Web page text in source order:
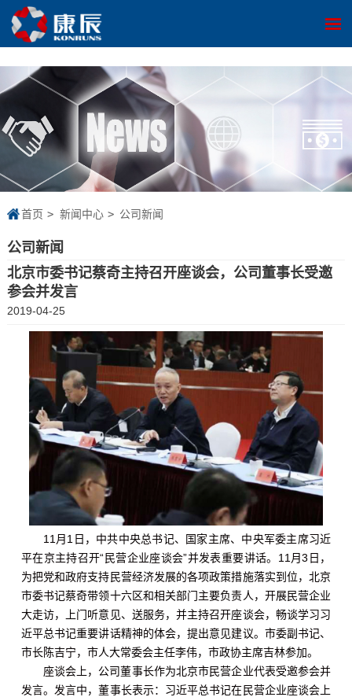
千赢国际·(中国区)有限公司官网
首页 新闻中心 公司新闻
公司新闻
北京市委书记蔡奇主持召开座谈会，公司董事长受邀
参会并发言
2019-04-25
11月1日，中共中央总书记、国家主席、中央军委主席习近
平在京主持召开“民营企业座谈会”并发表重要讲话。11月3日，
为把党和政府支持民营经济发展的各项政策措施落实到位，北京
市委书记蔡奇带领十六区和相关部门主要负责人，开展民营企业
大走访，上门听意见、送服务，并主持召开座谈会，畅谈学习习
近平总书记重要讲话精神的体会，提出意见建议。市委副书记、
市长陈吉宁，市人大常委会主任李伟，市政协主席吉林参加。
座谈会上，公司董事长作为北京市民营企业代表受邀参会并
发言。发言中，董事长表示：习近平总书记在民营企业座谈会上